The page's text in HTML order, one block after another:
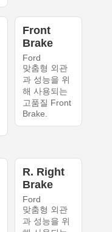
Front
Brake
Ford
맞춤형 외관
과 성능을 위
해 사용되는
고품질 Front
Brake.
R. Right
Brake
Ford
맞춤형 외관
과 성능을 위